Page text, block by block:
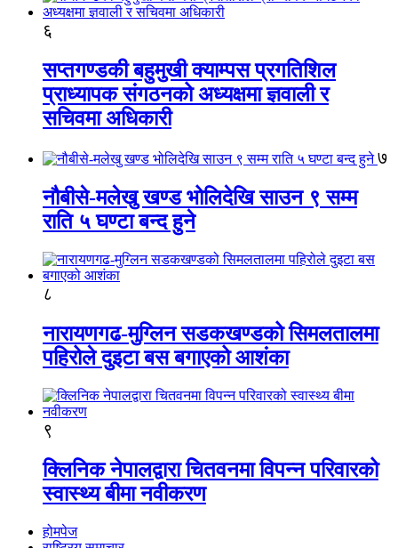
६
सप्तगण्डकी बहुमुखी क्याम्पस प्रगतिशिल
प्राध्यापक संगठनको अध्यक्षमा ज्ञवाली र
सचिवमा अधिकारी
७
नौबीसे-मलेखु खण्ड भोलिदेखि साउन ९ सम्म
राति ५ घण्टा बन्द हुने
८
नारायणगढ-मुग्लिन सडकखण्डको सिमलतालमा
पहिरोले दुइटा बस बगाएको आशंका
९
क्लिनिक नेपालद्वारा चितवनमा विपन्न परिवारको
स्वास्थ्य बीमा नवीकरण
होमपेज